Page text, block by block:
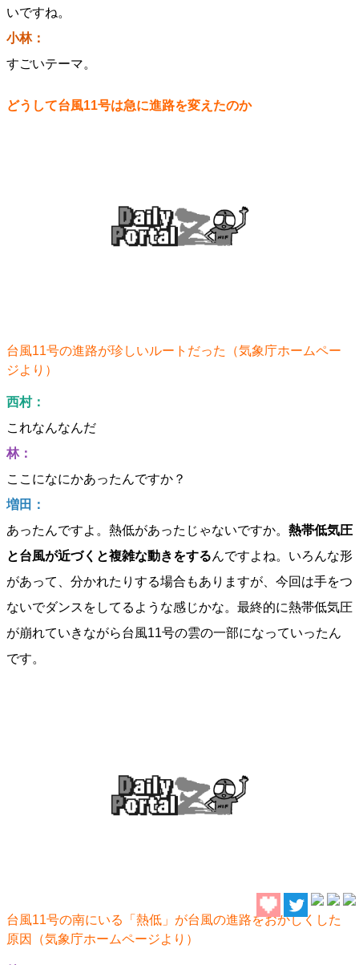
いですね。
小林：
すごいテーマ。
どうして台風11号は急に進路を変えたのか
台風11号の進路が珍しいルートだった（気象庁ホームペー
ジより）
西村：
これなんなんだ
林：
ここになにかあったんですか？
増田：
あったんですよ。熱低があったじゃないですか。 熱帯低気圧
と台風が近づくと複雑な動きをするんですよね。いろんな形
があって、分かれたりする場合もありますが、今回は手をつ
ないでダンスをしてるような感じかな。最終的に熱帯低気圧
が崩れていきながら台風11号の雲の一部になっていったん
です。
台風11号の南にいる「熱低」が台風の進路をおかしくした
原因（気象庁ホームページより）